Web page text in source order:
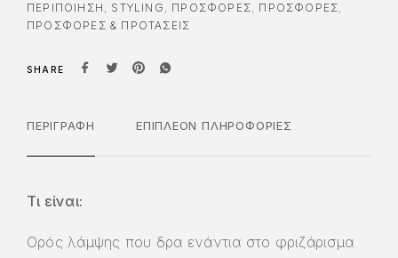
ΠΕΡΙΠΟΊΗΣΗ , STYLING , ΠΡΟΣΦΟΡΈΣ, ΠΡΟΣΦΟΡΈΣ,
ΠΡΟΣΦΟΡΕΣ & ΠΡΟΤΑΣΕΙΣ
SHARE
ΠΕΡΙΓΡΑΦΉ ΕΠΙΠΛΈΟΝ ΠΛΗΡΟΦΟΡΊΕΣ
Τι είναι:
Ορός λάμψης που δρα ενάντια στο φριζάρισμα